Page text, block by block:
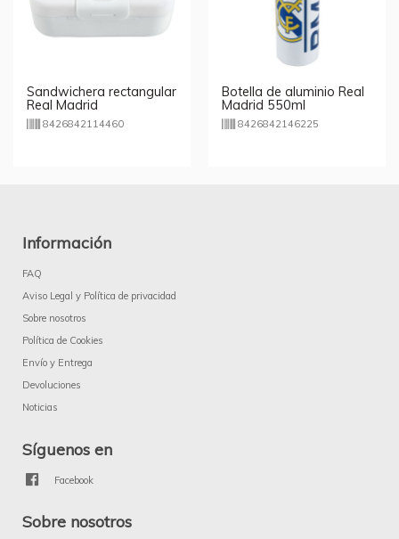
Sandwichera rectangular
Real Madrid
8426842114460
Botella de aluminio Real
Madrid 550ml
8426842146225
Información
FAQ
Aviso Legal y Política de privacidad
Sobre nosotros
Política de Cookies
Envío y Entrega
Devoluciones
Noticias
Síguenos en
Facebook
Sobre nosotros